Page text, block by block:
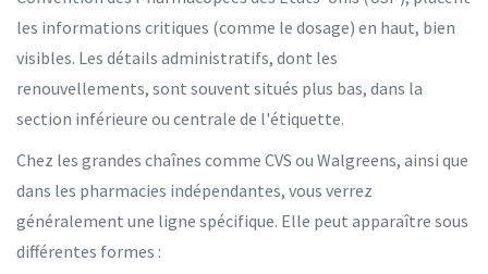
les informations critiques (comme le dosage) en haut, bien
visibles. Les détails administratifs, dont les
renouvellements, sont souvent situés plus bas, dans la
section inférieure ou centrale de l'étiquette.
Chez les grandes chaînes comme CVS ou Walgreens, ainsi que
dans les pharmacies indépendantes, vous verrez
généralement une ligne spécifique. Elle peut apparaître sous
différentes formes :